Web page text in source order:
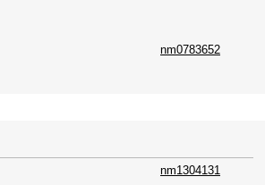
nm0783652
nm1304131